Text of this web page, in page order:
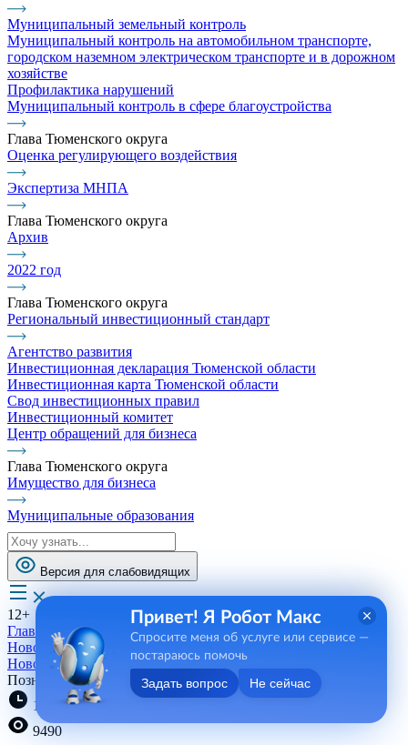
Муниципальный земельный контроль
Муниципальный контроль на автомобильном транспорте,
городском наземном электрическом транспорте и в дорожном
хозяйстве
Профилактика нарушений
Муниципальный контроль в сфере благоустройства
Глава Тюменского округа
Оценка регулирующего воздействия
Экспертиза МНПА
Глава Тюменского округа
Архив
2022 год
Глава Тюменского округа
Региональный инвестиционный стандарт
Агентство развития
Инвестиционная декларация Тюменской области
Инвестиционная карта Тюменской области
Свод инвестиционных правил
Инвестиционный комитет
Центр обращений для бизнеса
Глава Тюменского округа
Имущество для бизнеса
Муниципальные образования
Версия для слабовидящих
12+
Главная
Новости, пресса, события
Новости
Познать основы безопасности
16:37 07.08.2023
9490
Привет! Я Робот Макс
Спросите меня об услуге или сервисе —
постараюсь помочь
Задать вопрос Не сейчас